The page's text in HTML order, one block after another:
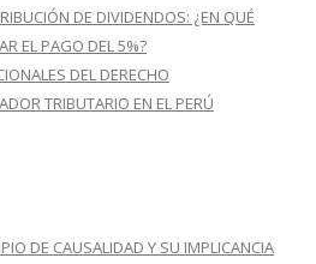
DE DIVIDENDOS: ¿EN QUÉ
EL PAGO DEL 5%?
DEL DERECHO
TRIBUTARIO EN EL PERÚ
DE CAUSALIDAD Y SU IMPLICANCIA